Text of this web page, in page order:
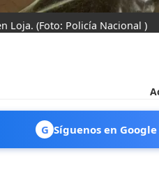
Loja. (Foto: Policía Nacional )
G Síguenos en